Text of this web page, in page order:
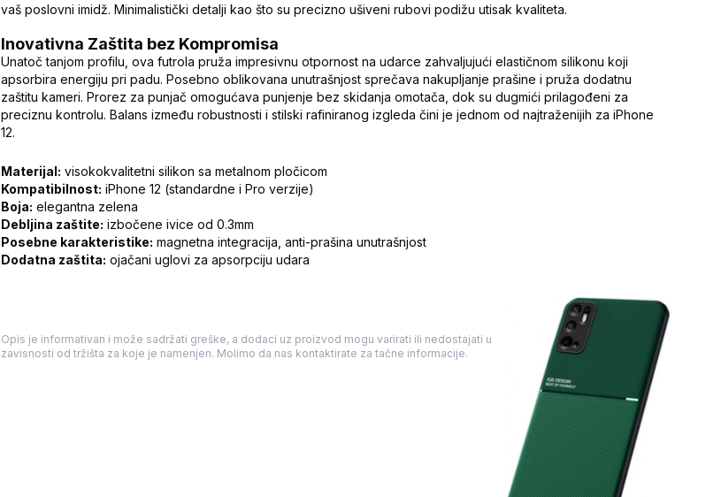
vaš poslovni imidž. Minimalistički detalji kao što su precizno ušiveni rubovi podižu utisak kvaliteta.
Inovativna Zaštita bez Kompromisa
Unatoč tanjom profilu, ova futrola pruža impresivnu otpornost na udarce zahvaljujući elastičnom silikonu koji
apsorbira energiju pri padu. Posebno oblikovana unutrašnjost sprečava nakupljanje prašine i pruža dodatnu
zaštitu kameri. Prorez za punjač omogućava punjenje bez skidanja omotača, dok su dugmići prilagođeni za
preciznu kontrolu. Balans između robustnosti i stilski rafiniranog izgleda čini je jednom od najtraženijih za iPhone
12.
Materijal: visokokvalitetni silikon sa metalnom pločicom
Kompatibilnost: iPhone 12 (standardne i Pro verzije)
Boja: elegantna zelena
Debljina zaštite: izbočene ivice od 0.3mm
Posebne karakteristike: magnetna integracija, anti-prašina unutrašnjost
Dodatna zaštita: ojačani uglovi za apsorpciju udara
Opis je informativan i može sadržati greške, a dodaci uz proizvod mogu varirati ili nedostajati u
zavisnosti od tržišta za koje je namenjen. Molimo da nas kontaktirate za tačne informacije.